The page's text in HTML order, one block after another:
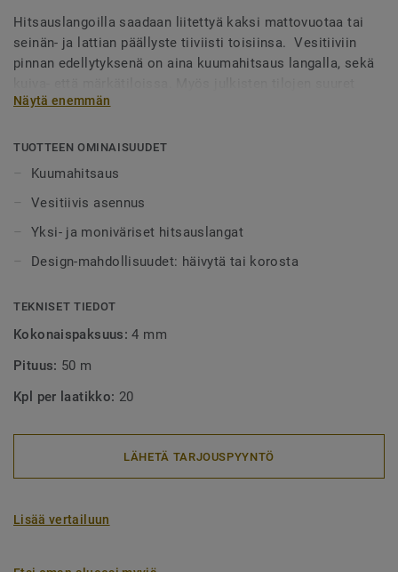
Hitsauslangoilla saadaan liitettyä kaksi mattovuotaa tai
seinän- ja lattian päällyste tiiviisti toisiinsa. Vesitiiviin
pinnan edellytyksenä on aina kuumahitsaus langalla, sekä
alueet tulee aina lankahitsata. Hitsatut saumat myös
rakoihin. Hitsauslankoja on saatavilla yksi- tai
monivärisenä, joko häivyttämään saumakohdat tai
Näytä enemmän
TUOTTEEN OMINAISUUDET
Kuumahitsaus
Vesitiivis asennus
Yksi- ja moniväriset hitsauslangat
Design-mahdollisuudet: häivytä tai korosta
TEKNISET TIEDOT
Kokonaispaksuus:4 mm
Pituus: 50 m
Kpl per laatikko: 20
LÄHETÄ TARJOUSPYYNTÖ
Lisää vertailuun